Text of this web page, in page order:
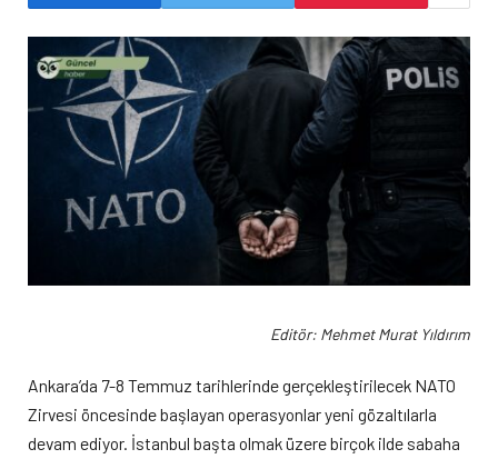
Editör: Mehmet Murat Yıldırım
Ankara’da 7-8 Temmuz tarihlerinde gerçekleştirilecek NATO
Zirvesi öncesinde başlayan operasyonlar yeni gözaltılarla
devam ediyor. İstanbul başta olmak üzere birçok ilde sabaha